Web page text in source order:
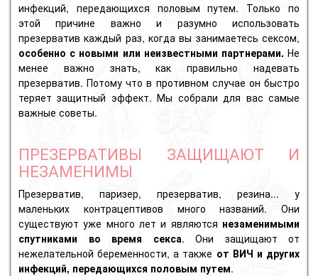
инфекций, передающихся половым путем. Только по
этой причине важно и разумно использовать
презерватив каждый раз, когда вы занимаетесь сексом,
особенно с новыми или неизвестными партнерами. Не
менее важно знать, как правильно надевать
презерватив. Потому что в противном случае он быстро
теряет защитный эффект. Мы собрали для вас самые
важные советы.
ПРЕЗЕРВАТИВЫ ЗАЩИЩАЮТ И
НЕЗАМЕНИМЫ
Презерватив, паризер, презерватив, резина... у
маленьких контрацептивов много названий. Они
существуют уже много лет и являются незаменимыми
спутниками во время секса. Они защищают от
нежелательной беременности, а также от ВИЧ и других
инфекций, передающихся половым путем.